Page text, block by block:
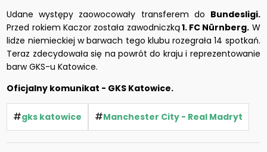
Udane występy zaowocowały transferem do Bundesligi.
Przed rokiem Kaczor została zawodniczką1. FC Nürnberg. W
lidze niemieckiej w barwach tego klubu rozegrała 14 spotkań.
Teraz zdecydowała się na powrót do kraju i reprezentowanie
barw GKS-u Katowice.
Oficjalny komunikat - GKS Katowice.
#gks katowice #Manchester City - Real Madryt